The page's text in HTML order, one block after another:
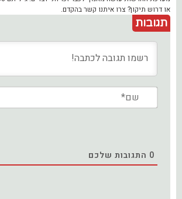
או דרוש תיקון? צרו איתנו קשר בהקדם.
תגובות
0 התגובות שלכם